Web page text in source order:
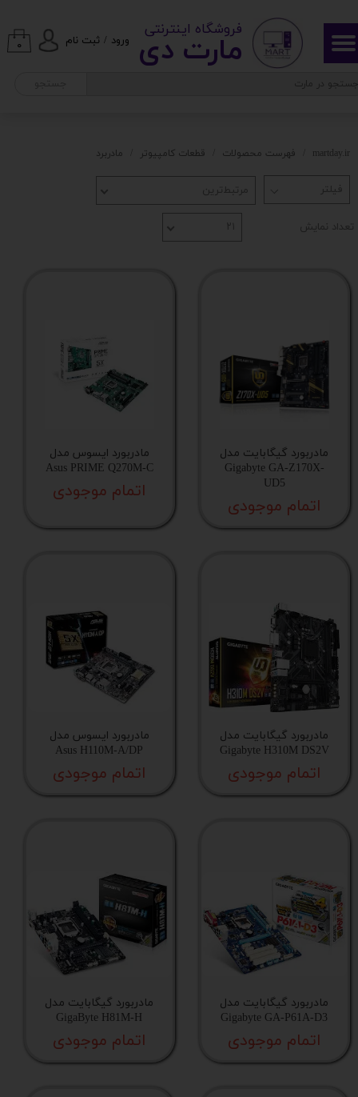
ورود / ثبت نام
حساب کاربری من
تغییر گذر واژه
خروج از حساب کاربری
۰ مارت دی​​​​​​
​ ​فروشگاه اینترنتی
martday.ir فهرست محصولات قطعات کامپیوتر مادربرد
مرتبط‌ترین
تعداد نمایش ۲۱
مادربورد گیگابایت مدل
Gigabyte GA-Z170X-
UD5
اتمام موجودی
مادربورد ایسوس مدل
Asus PRIME Q270M-C
اتمام موجودی
مادربورد گیگابایت مدل
Gigabyte H310M DS2V
اتمام موجودی
مادربورد ایسوس مدل
Asus H110M-A/DP
اتمام موجودی
مادربورد گیگابایت مدل
Gigabyte GA-P61A-D3
اتمام موجودی
مادربورد گیگابایت مدل
GigaByte H81M-H
اتمام موجودی